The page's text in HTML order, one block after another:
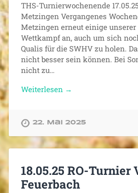
THS-Turnierwochenende
Metzingen Vergangenes
Metzingen erneut einige unserer
Wettkampf an, auch um sich
Qualis für die SWHV zu holen.
nicht besser sein können. Bei
nicht zu…
Weiterlesen →
22. Mai 2025
18.05.25 RO-Turnier
Feuerbach